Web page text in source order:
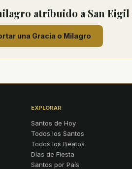
atribuido a San Eigil
una Gracia o Milagro
EXPLORAR
Santos de Hoy
Todos los Santos
Todos los Beatos
Días de Fiesta
Santos por País